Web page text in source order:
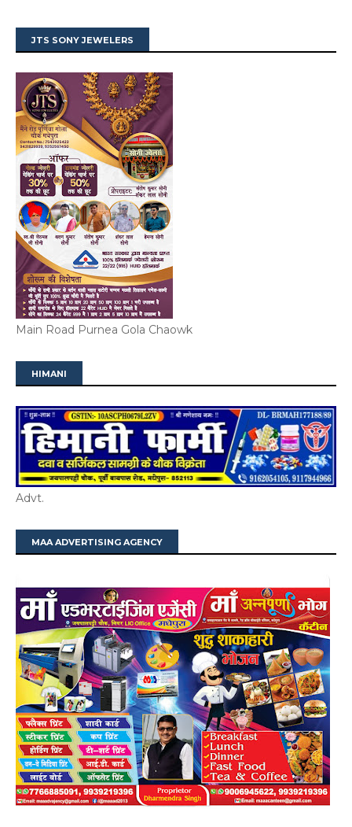
JTS SONY JEWELERS
Main Road Purnea Gola Chaowk
HIMANI
Advt.
MAA ADVERTISING AGENCY